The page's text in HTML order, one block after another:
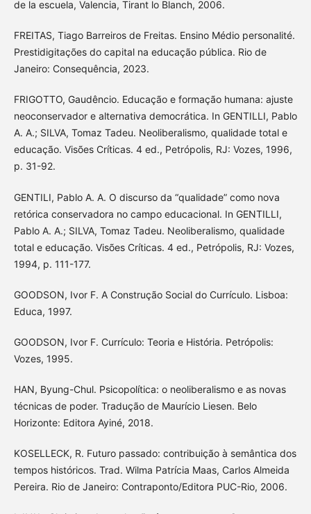
de la escuela, Valencia, Tirant lo Blanch, 2006.
FREITAS, Tiago Barreiros de Freitas. Ensino Médio personalité.
Prestidigitações do capital na educação pública. Rio de
Janeiro: Consequência, 2023.
FRIGOTTO, Gaudêncio. Educação e formação humana: ajuste
neoconservador e alternativa democrática. In GENTILLI, Pablo
A. A.; SILVA, Tomaz Tadeu. Neoliberalismo, qualidade total e
educação. Visões Críticas. 4 ed., Petrópolis, RJ: Vozes, 1996,
p. 31-92.
GENTILI, Pablo A. A. O discurso da “qualidade” como nova
retórica conservadora no campo educacional. In GENTILLI,
Pablo A. A.; SILVA, Tomaz Tadeu. Neoliberalismo, qualidade
total e educação. Visões Críticas. 4 ed., Petrópolis, RJ: Vozes,
1994, p. 111-177.
GOODSON, Ivor F. A Construção Social do Currículo. Lisboa:
Educa, 1997.
GOODSON, Ivor F. Currículo: Teoria e História. Petrópolis:
Vozes, 1995.
HAN, Byung-Chul. Psicopolítica: o neoliberalismo e as novas
técnicas de poder. Tradução de Maurício Liesen. Belo
Horizonte: Editora Ayiné, 2018.
KOSELLECK, R. Futuro passado: contribuição à semântica dos
tempos históricos. Trad. Wilma Patrícia Maas, Carlos Almeida
Pereira. Rio de Janeiro: Contraponto/Editora PUC-Rio, 2006.